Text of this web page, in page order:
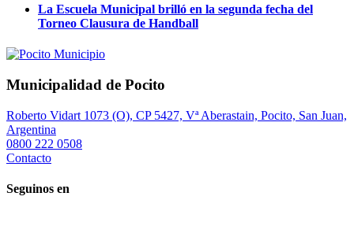
La Escuela Municipal brilló en la segunda fecha del
Torneo Clausura de Handball
Municipalidad de Pocito
Roberto Vidart 1073 (O), CP 5427, Vª Aberastain, Pocito, San Juan,
Argentina
0800 222 0508
Contacto
Seguinos en